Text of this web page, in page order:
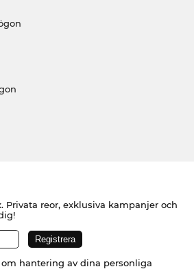
Privata reor, exklusiva kampanjer och
hantering av dina personliga